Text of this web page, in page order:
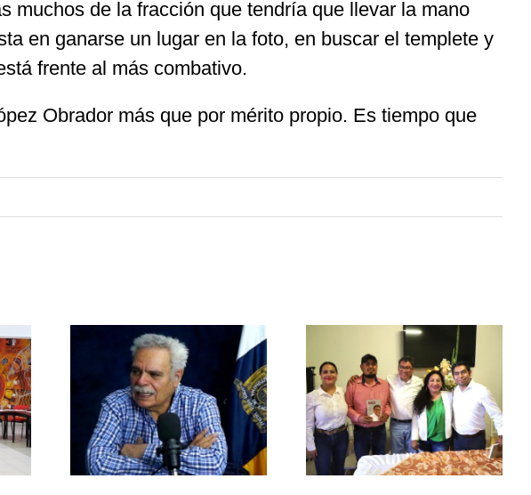
muchos de la fracción que tendría que llevar la mano
en ganarse un lugar en la foto, en buscar el templete y
frente al más combativo.
Obrador más que por mérito propio. Es tiempo que